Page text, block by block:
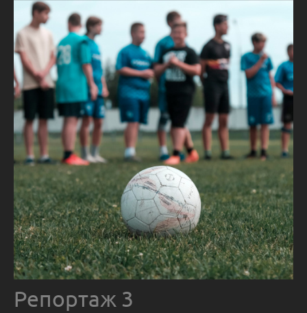
Репортаж 3